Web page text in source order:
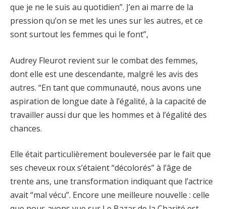
que je ne le suis au quotidien”. J’en ai marre de la
pression qu’on se met les unes sur les autres, et ce
sont surtout les femmes qui le font”,
Audrey Fleurot revient sur le combat des femmes,
dont elle est une descendante, malgré les avis des
autres. “En tant que communauté, nous avons une
aspiration de longue date à l’égalité, à la capacité de
travailler aussi dur que les hommes et à l’égalité des
chances.
Elle était particulièrement bouleversée par le fait que
ses cheveux roux s’étaient “décolorés” à l’âge de
trente ans, une transformation indiquant que l’actrice
avait “mal vécu”. Encore une meilleure nouvelle : celle